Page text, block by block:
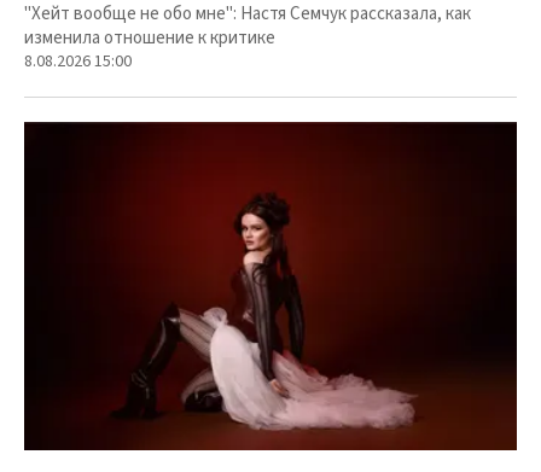
"Хейт вообще не обо мне": Настя Семчук рассказала, как
изменила отношение к критике
8.08.2026 15:00